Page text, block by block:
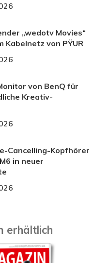
„wedotv Movies“
Kabelnetz von PŸUR
von BenQ für
Kreativ-
Cancelling-Kopfhörer
in neuer
erhältlich